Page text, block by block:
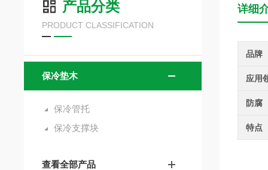
产品分类
PRODUCT CLASSIFICATION
保冷垫木
保冷管托
保冷支撑块
查看全部产品
详细
品牌
应用
防腐
特点